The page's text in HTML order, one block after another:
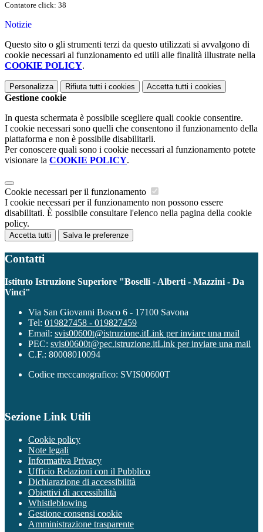
Contatore click: 38
Notizie
Questo sito o gli strumenti terzi da questo utilizzati si avvalgono di
cookie necessari al funzionamento ed utili alle finalità illustrate nella
COOKIE POLICY.
Personalizza Rifiuta tutti i cookies Accetta tutti i cookies
Gestione cookie
In questa schermata è possibile scegliere quali cookie consentire.
I cookie necessari sono quelli che consentono il funzionamento della
piattaforma e non è possibile disabilitarli.
Per conoscere quali sono i cookie necessari al funzionamento potete
visionare la COOKIE POLICY.
Cookie necessari per il funzionamento
I cookie necessari per il funzionamento non possono essere
disabilitati. È possibile consultare l'elenco nella pagina della cookie
policy.
Accetta tutti Salva le preferenze
Contatti
Istituto Istruzione Superiore "Boselli - Alberti - Mazzini - Da
Vinci"
Via San Giovanni Bosco 6 - 17100 Savona
Tel: 019827458 - 019827459
Email: svis00600t@istruzione.itLink per inviare una mail
PEC: svis00600t@pec.istruzione.itLink per inviare una mail
C.F.: 80008010094
Codice meccanografico: SVIS00600T
Sezione Link Utili
Cookie policy
Note legali
Informativa Privacy
Ufficio Relazioni con il Pubblico
Dichiarazione di accessibilità
Obiettivi di accessibilità
Whistleblowing
Gestione consensi cookie
Amministrazione trasparente